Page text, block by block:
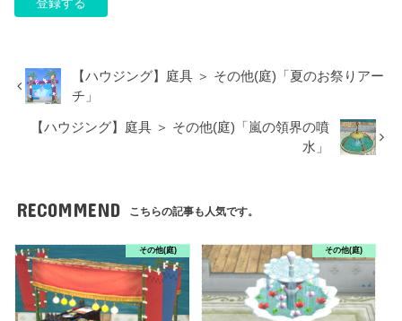
【ハウジング】庭具 ＞ その他(庭)「夏のお祭りアー
チ」
【ハウジング】庭具 ＞ その他(庭)「嵐の領界の噴
水」
RECOMMEND こちらの記事も人気です。
その他(庭) その他(庭)